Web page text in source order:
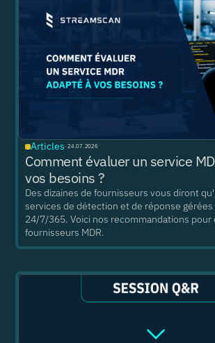
Articles ·24.07.2026
Comment évaluer un service
vos besoins ?
Des dizaines de fournisseurs vous diront
services de détection et de réponse gérées
24/7/365. Voici nos recommandations pour
fournisseurs MDR.